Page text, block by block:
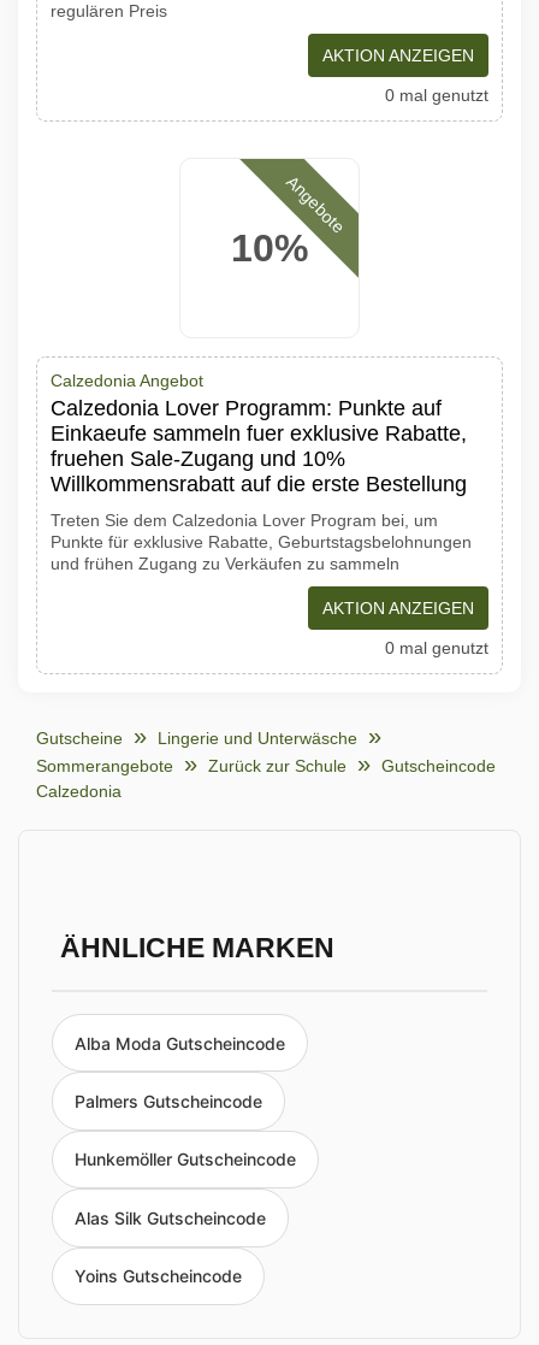
regulären Preis
AKTION ANZEIGEN
0 mal genutzt
10%
Angebote
Calzedonia Angebot
Calzedonia Lover Programm: Punkte auf
Einkaeufe sammeln fuer exklusive Rabatte,
fruehen Sale-Zugang und 10%
Willkommensrabatt auf die erste Bestellung
Treten Sie dem Calzedonia Lover Program bei, um
Punkte für exklusive Rabatte, Geburtstagsbelohnungen
und frühen Zugang zu Verkäufen zu sammeln
AKTION ANZEIGEN
0 mal genutzt
Gutscheine
Lingerie und Unterwäsche
Sommerangebote
Zurück zur Schule
Gutscheincode
Calzedonia
ÄHNLICHE MARKEN
Alba Moda Gutscheincode
Palmers Gutscheincode
Hunkemöller Gutscheincode
Alas Silk Gutscheincode
Yoins Gutscheincode